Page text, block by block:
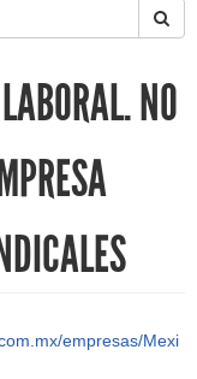
NO
empresas/Mexi